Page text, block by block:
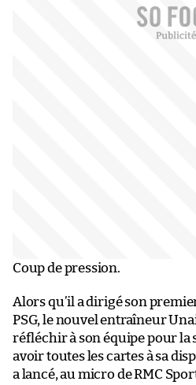
Coup de pression.
Alors qu’il a dirigé son
PSG, le nouvel entraîneur
réfléchir à son équipe pour la
avoir toutes les cartes à sa
a lancé, au micro de RMC